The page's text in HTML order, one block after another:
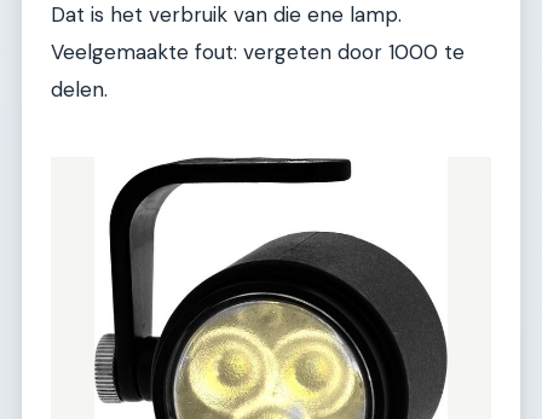
Dat is het verbruik van die ene lamp.
Veelgemaakte fout: vergeten door 1000 te
delen.